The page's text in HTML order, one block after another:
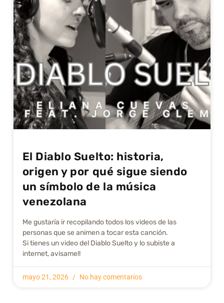
El Diablo Suelto: historia,
origen y por qué sigue siendo
un símbolo de la música
venezolana
Me gustarí­a ir recopilando todos los videos de las
personas que se animen a tocar esta canción.
Si tienes un video del Diablo Suelto y lo subiste a
internet, avisame!!
mayo 21, 2026 No hay comentarios